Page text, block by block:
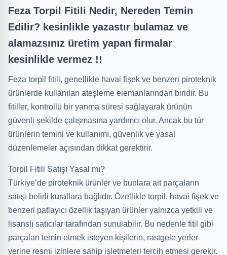
Feza Torpil Fitili Nedir, Nereden Temin
Edilir? kesinlikle yazastır bulamaz ve
alamazsınız üretim yapan firmalar
kesinlikle vermez !!
Feza torpil fitili, genellikle havai fişek ve benzeri piroteknik
ürünlerde kullanılan ateşleme elemanlarından biridir. Bu
fitiller, kontrollü bir yanma süresi sağlayarak ürünün
güvenli şekilde çalışmasına yardımcı olur. Ancak bu tür
ürünlerin temini ve kullanımı, güvenlik ve yasal
düzenlemeler açısından dikkat gerektirir.
Torpil Fitili Satışı Yasal mı?
Türkiye’de piroteknik ürünler ve bunlara ait parçaların
satışı belirli kurallara bağlıdır. Özellikle torpil, havai fişek ve
benzeri patlayıcı özellik taşıyan ürünler yalnızca yetkili ve
lisanslı satıcılar tarafından sunulabilir. Bu nedenle fitil gibi
parçaları temin etmek isteyen kişilerin, rastgele yerler
yerine resmi izinlere sahip işletmeleri tercih etmesi gerekir.